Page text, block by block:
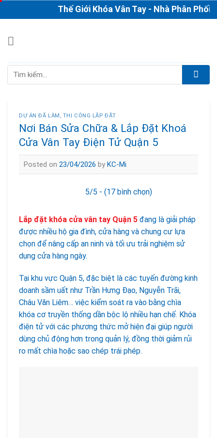
to
Thế Giới Khóa Vân Tay - Nhà Phân Phối &
Tìm
DỰ ÁN ĐÃ LÀM , THI CÔNG LẮP ĐẶT
Nơi Bán Sửa Chữa & Lắp Đặt Khoá
Cửa Vân Tay Điện Tử Quận 5
Posted on 23/04/2026 by KC-Mi
5/5 - (17 bình chọn)
Lắp đặt khóa cửa vân tay Quận 5 đang là giải pháp
được nhiều hộ gia đình, cửa hàng và chung cư lựa
chọn để nâng cấp an ninh và tối ưu trải nghiệm sử
dụng cửa hàng ngày.
Tại khu vực Quận 5, đặc biệt là các tuyến đường kinh
doanh sầm uất như Trần Hưng Đạo, Nguyễn Trãi,
Châu Văn Liêm… việc kiểm soát ra vào bằng chìa
khóa cơ truyền thống dần bộc lộ nhiều hạn chế. Khóa
điện tử với các phương thức mở hiện đại giúp người
dùng chủ động hơn trong quản lý, đồng thời giảm rủi
ro mất chìa hoặc sao chép trái phép.